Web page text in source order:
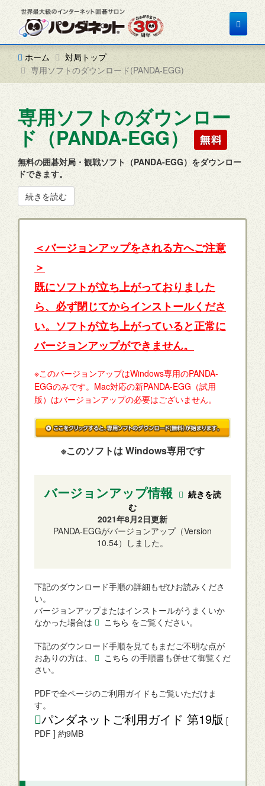
Toggle
ホーム
対局トップ
専用ソフトのダウンロード(PANDA-EGG)
専用ソフトのダウンロー
ド（PANDA-EGG）
無料の囲碁対局・観戦ソフト（PANDA-EGG）をダウンロー
ドできます。
続きを読む
＜バージョンアップをされる方へご注意
＞
既にソフトが立ち上がっておりました
ら、必ず閉じてからインストールくださ
い。ソフトが立ち上がっていると正常に
バージョンアップができません。
※このバージョンアップはWindows専用のPANDA-
EGGのみです。Mac対応の新PANDA-EGG（試用
版）はバージョンアップの必要はございません。
※このソフトは Windows専用です
バージョンアップ情報
続きを読
む
2021年8月2日更新
PANDA-EGGがバージョンアップ（Version
10.54）しました。
下記のダウンロード手順の詳細もぜひお読みくださ
い。
バージョンアップまたはインストールがうまくいか
なかった場合は
こちら をご覧ください。
下記のダウンロード手順を見てもまだご不明な点が
おありの方は、
こちら の手順書も併せて御覧くだ
さい。
PDFで全ページのご利用ガイドもご覧いただけま
す。
パンダネットご利用ガイド 第19版 [
PDF ] 約9MB